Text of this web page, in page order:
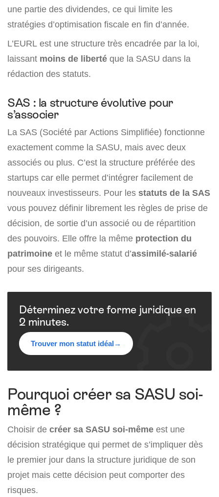
une partie des dividendes, ce qui limite les
stratégies d’optimisation fiscale en fin d’année.
L’EURL est une structure très encadrée par la loi,
laissant moins de liberté que la SASU dans la
rédaction des statuts.
SAS : la structure évolutive pour
s’associer
La SAS (Société par Actions Simplifiée) fonctionne
exactement comme la SASU, mais avec deux
associés ou plus. C’est la structure préférée des
startups car elle permet d’intégrer facilement de
nouveaux investisseurs. Pour les statuts de la SAS
vous pouvez définir librement les règles de prise de
décision, de sortie d’un associé ou de répartition
des pouvoirs. Elle offre la même protection du
patrimoine et le même statut d’assimilé-salarié
pour ses dirigeants.
Déterminez votre forme juridique en
2 minutes.
Trouver mon statut idéal→
Pourquoi créer sa SASU soi-
même ?
Choisir de créer sa SASU soi-même est une
décision stratégique qui permet de s’impliquer dès
le premier jour dans la structure juridique de son
projet mais cette décision peut comporter des
risques.